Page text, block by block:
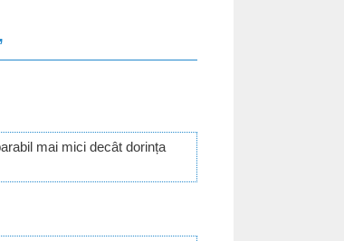
mai mici decât dorința